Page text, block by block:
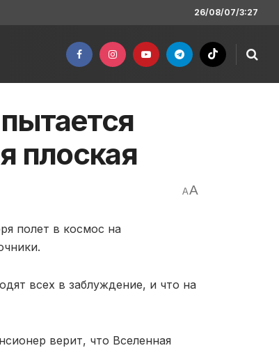
26/08/07/3:27
плоская
AA
полет в космос на
всех в заблуждение, и что на
верит, что Вселенная